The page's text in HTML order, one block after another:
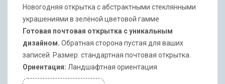
Новогодняя открытка с абстрактными стеклянными
украшениями в зелёной цветовой гамме
Готовая почтовая открытка с уникальным
дизайном. Обратная сторона пустая для ваших
записей. Размер: стандартная почтовая открытка.
Ориентация: Ландшафтная ориентация